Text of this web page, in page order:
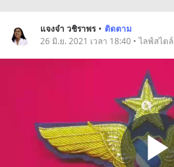
แจงจ๋า วชิราพร • ติดตาม
26 มิ.ย. 2021 เวลา 18:40 • ไลฟ์สไตล์